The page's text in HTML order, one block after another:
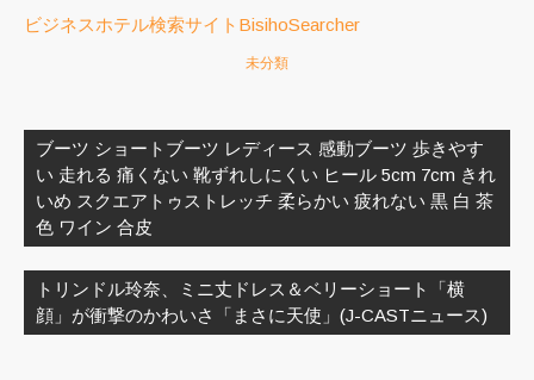
ビジネスホテル検索サイトBisihoSearcher
未分類
稿
ナ
ビ
ゲ
ー
シ
ョ
ン
ブーツ ショートブーツ レディース 感動ブーツ 歩きやす
い 走れる 痛くない 靴ずれしにくい ヒール 5cm 7cm きれ
いめ スクエアトゥストレッチ 柔らかい 疲れない 黒 白 茶
色 ワイン 合皮
トリンドル玲奈、ミニ丈ドレス＆ベリーショート「横
顔」が衝撃のかわいさ「まさに天使」(J-CASTニュース)